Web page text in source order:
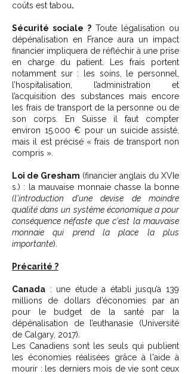
coûts est tabou.
Sécurité sociale ? Toute légalisation ou
dépénalisation en France aura un impact
financier impliquera de réfléchir à une prise
en charge du patient. Les frais portent
notamment sur : les soins, le personnel,
l’hospitalisation, l’administration et
l’acquisition des substances mais encore
les frais de transport de la personne ou de
son corps. En Suisse il faut compter
environ 15.000 € pour un suicide assisté,
mais il est précisé « frais de transport non
compris ».
Loi de Gresham (financier anglais du XVIe
s.) : la mauvaise monnaie chasse la bonne
(l'introduction d'une devise de moindre
qualité dans un système économique a pour
conséquence néfaste que c'est la mauvaise
monnaie qui prend la place la plus
importante).
Précarité ?
Canada : une étude a établi jusqu’à 139
millions de dollars d’économies par an
pour le budget de la santé par la
dépénalisation de l’euthanasie (Université
de Calgary, 2017).
Les Canadiens sont les seuls qui publient
les économies réalisées grâce à l'aide à
mourir : les derniers mois de vie sont ceux